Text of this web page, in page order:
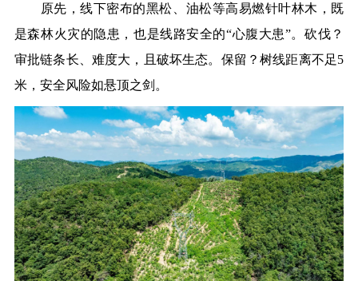
原先，线下密布的黑松、油松等高易燃针叶林木，既
是森林火灾的隐患，也是线路安全的“心腹大患”。砍伐？
审批链条长、难度大，且破坏生态。保留？树线距离不足5
米，安全风险如悬顶之剑。